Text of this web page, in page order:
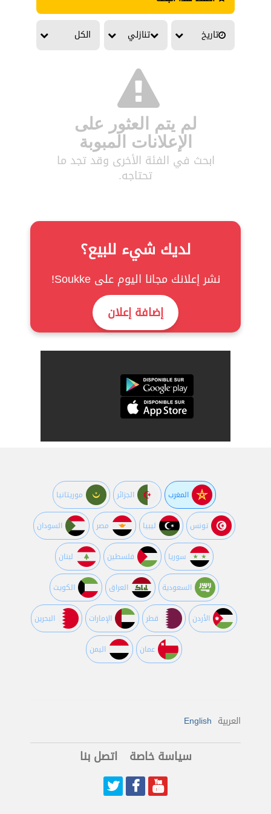
تاريخ تنازلي الكل
لم يتم العثور على
الإعلانات المبوبة
ابحث في الفئة الأخرى وقد تجد ما
تحتاجه.
لديك شيء للبيع؟
نشر إعلانك مجانا اليوم على Soukke!
إضافة إعلان
المغرب الجزائر موريتانيا
تونس ليبيا مصر السودان
سوريا فلسطين لبنان
السعودية العراق الكويت
اﻷردن قطر اﻹمارات البحرين
عمان اليمن
العربية English
سياسة خاصة اتصل بنا